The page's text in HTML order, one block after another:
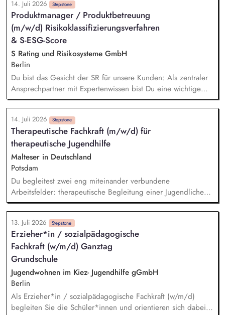
Aufbau tragfähiger professioneller Beziehung, Umsetzung
eines strukturierten und verlässlichen Alltags, Begleitung,
Stabilisierung und Co-Regulation in Krisen und
herausfordernden Situationen, Förderung von
Selbstregulation, Frustrationstoleranz und sozialer Teilhabe,
enge Zusammenarbeit mit der Kinder- und Jugendpsychiatrie
sowie weiteren Fachstellen.
14. Juli 2026 Stepstone
Produktmanager / Produktbetreuung
(m/w/d) Risikoklassifizierungsverfahren
& S-ESG-Score
S Rating und Risikosysteme GmbH
Berlin
Du bist das Gesicht der SR für unsere Kunden: Als zentraler
Ansprechpartner mit Expertenwissen bist Du eine wichtige
Anlaufstelle für den S-ESG-Score und unsere etablierten
Risikoklassifizierungsverfahren. Du leistest wichtige
Übersetzungsarbeit: Durch die Erstellung von
praxistauglichen Schulungs- und Kommunikationsunterlagen
(Leitfäden, FAQ-Listen, Validierungskommunikationen etc.)
unterstützt Du die Sparkassen bei der Umsetzung
bestmöglich. Du beantwortest Supportanfragen und betreust
unsere Kunden und Gremien. Du entwickelst die
Kommunikationskanäle weiter und siehst KI als Chance.
14. Juli 2026 Stepstone
Therapeutische Fachkraft (m/w/d) für
therapeutische Jugendhilfe
Malteser in Deutschland
Potsdam
Du begleitest zwei eng miteinander verbundene
Arbeitsfelder: therapeutische Begleitung einer Jugendlichen
im intensivpädagogischen Individualsetting therapeutische
Arbeit mit Kindern und Jugendlichen in einer
intensivtherapeutischen Wohngruppe. Du arbeitest nicht
losgelöst vom Alltag, sondern dort, wo Entwicklung
tatsächlich stattfindet. Gemeinsam mit dem pädagogischen
Team überträgst Du therapeutische Perspektiven in konkrete
Alltagssituationen und begleitest Entwicklungsprozesse
unmittelbar.
13. Juli 2026 Stepstone
Erzieher*in / sozialpädagogische
Fachkraft (w/m/d) Ganztag
Grundschule
Jugendwohnen im Kiez- Jugendhilfe gGmbH
Berlin
Als Erzieher*in / sozialpädagogische Fachkraft (w/m/d)
begleiten Sie die Schüler*innen und orientieren sich dabei